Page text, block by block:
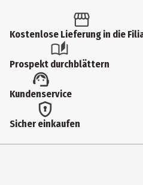
Produkttyp
Versandmaterial
Lieferumfang
25 Stück
Kostenlose Lieferung in die
Prospekt durchblättern
Kundenservice
Sicher einkaufen